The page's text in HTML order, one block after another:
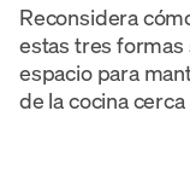
Reconsidera
estas tres formas
espacio para
de la cocina